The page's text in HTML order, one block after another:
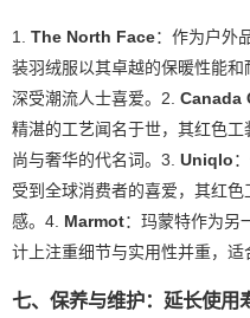
1. The North Face：作为户外
装羽绒服以其卓越的保暖性能和
深受潮流人士喜爱。2. Canada
精湛的工艺闻名于世，其红色
尚与奢华的代名词。3. Uniqlo
受到全球消费者的喜爱，其红
感。4. Marmot：玛蒙特作为另
计上注重细节与实用性并重，适
七、保养与维护：延长使用